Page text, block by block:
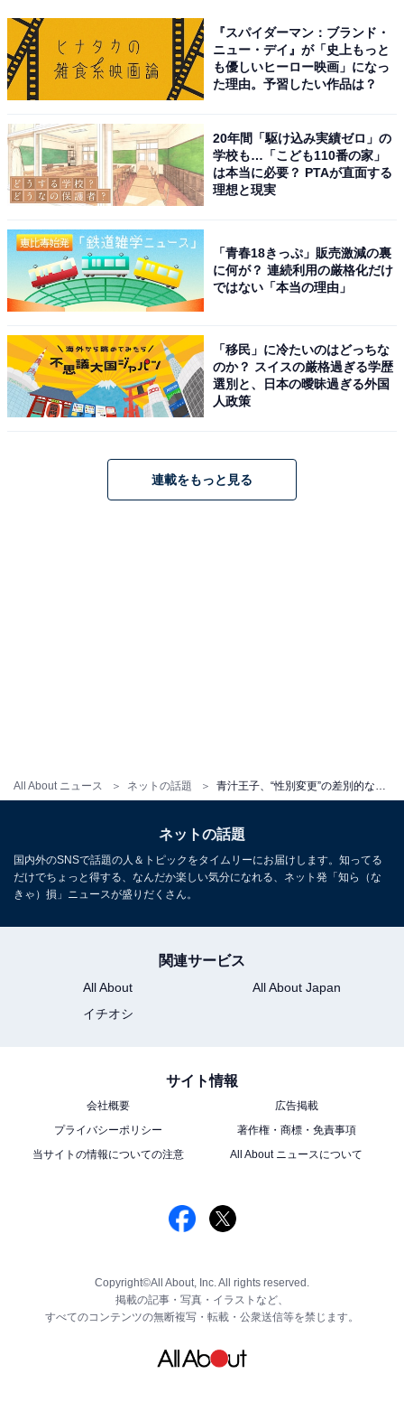
All About ニュース ネットの話題
『スパイダーマン：ブランド・
ニュー・デイ』が「史上もっと
も優しいヒーロー映画」になっ
た理由。予習したい作品は？
20年間「駆け込み実績ゼロ」の
学校も…「こども110番の家」
は本当に必要？ PTAが直面する
理想と現実
「青春18きっぷ」販売激減の裏
に何が？ 連続利用の厳格化だけ
ではない「本当の理由」
「移民」に冷たいのはどっちな
のか？ スイスの厳格過ぎる学歴
選別と、日本の曖昧過ぎる外国
人政策
連載をもっと見る
ネットの話題
国内外のSNSで話題の人＆トピックをタイムリーにお届けします。知ってる
だけでちょっと得する、なんだか楽しい気分になれる、ネット発「知ら（な
きゃ）損」ニュースが盛りだくさん。
関連サービス
All About
All About Japan
イチオシ
サイト情報
会社概要
広告掲載
プライバシーポリシー
著作権・商標・免責事項
当サイトの情報についての注意
All About ニュースについて
Copyright©All About, Inc. All rights reserved.
掲載の記事・写真・イラストなど、
すべてのコンテンツの無断複写・転載・公衆送信等を禁じます。